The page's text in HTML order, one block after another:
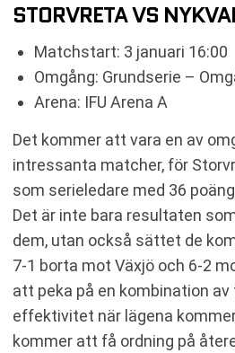
STORVRETA VS
Matchstart: 3 januari 16:00
Omgång: Grundserie –
Arena: IFU Arena A
Det kommer att vara en av
intressanta matcher, för
som serieledare med 36
Det är inte bara resultaten
dem, utan också sättet de
7-1 borta mot Växjö och 6-2
att peka på en kombination
effektivitet när lägena
kommer att få ordning på